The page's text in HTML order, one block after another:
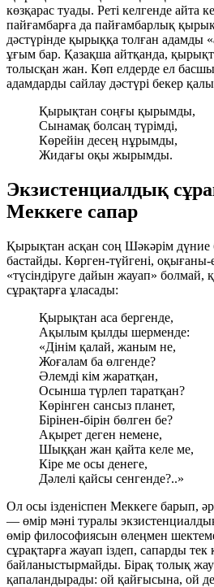
көзқарас туады. Реті келгенде айта
пайғамбарға да пайғамбарлық
дәстүрінде қырыққа толған адамды
ұғым бар. Қазақша айтқанда,
толысқан жан. Көп елдерде ел
адамдарды сайлау дәстүрі бекер
Қырықтан соңғы қырымды,
Сынамақ болсаң түрімді,
Көрейін десең нұрымды,
Жидағы оқы жырымды.
Экзистенциалдық
Меккеге сапар
Қырықтан асқан соң Шәкәрім дүние
бастайды. Көрген-түйгені, оқығаны-
«түсіндіруге дайын жауап» болмай,
сұрақтарға ұласады:
Қырықтан аса бергенде,
Ақылым қылды шерменде:
«Дінім қалай, жаным не,
Жоғалам ба өлгенде?
Әлемді кім жаратқан,
Осынша түрлеп таратқан?
Көрінген сансыз планет,
Бірінен-бірін бөлген бе?
Ақырет деген немене,
Шыққан жан қайта келе ме,
Кіре ме осы денеге,
Дәлелі қайсы сенгенде?..»
Ол осы ізденіспен Меккеге барып,
— өмір мәні туралы
өмір философиясын өлеңмен
сұрақтарға жауап іздеп, сапарды
байланыстырмайды. Бірақ толық
қапаландырады: ой қайғысына, ой